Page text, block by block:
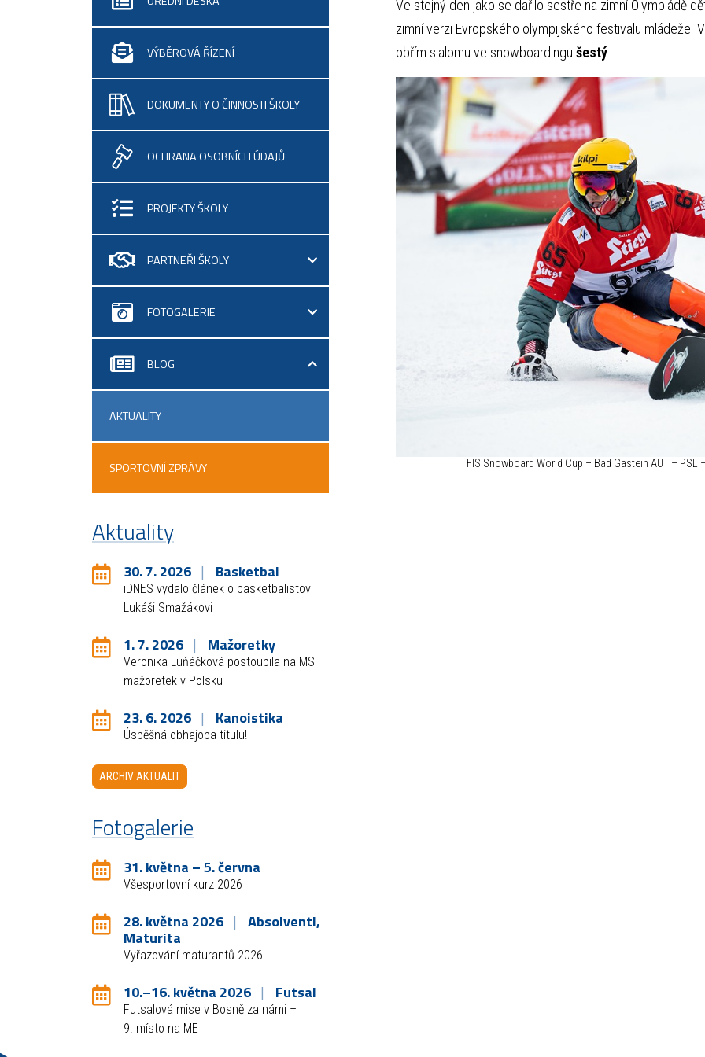
Ve stejný den jako se dařilo sestře na zimní Olympiádě
zimní verzi Evropského olympijského festivalu mládeže.
obřím slalomu ve snowboardingu šestý.
FIS Snowboard World Cup – Bad Gastein AUT –
VÝBĚROVÁ ŘÍZENÍ
DOKUMENTY O ČINNOSTI ŠKOLY
OCHRANA OSOBNÍCH ÚDAJŮ
PROJEKTY ŠKOLY
PARTNEŘI ŠKOLY
FOTOGALERIE
BLOG
AKTUALITY
SPORTOVNÍ ZPRÁVY
Aktuality
30. 7. 2026 Basketbal
iDNES vydalo článek o basketbalistovi
Lukáši Smažákovi
1. 7. 2026 Mažoretky
Veronika Luňáčková postoupila na MS
mažoretek v Polsku
23. 6. 2026 Kanoistika
Úspěšná obhajoba titulu!
ARCHIV AKTUALIT
Fotogalerie
31. května – 5. června
Všesportovní kurz 2026
28. května 2026 Absolventi,
Maturita
Vyřazování maturantů 2026
10.–16. května 2026 Futsal
Futsalová mise v Bosně za námi –
9. místo na ME